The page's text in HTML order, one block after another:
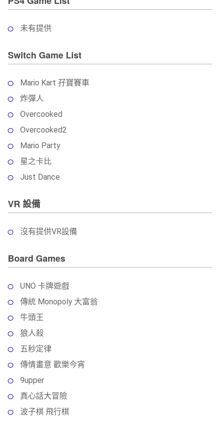
未有提供
Switch Game List
Mario Kart 孖寶賽車
炸彈人
Overcooked
Overcooked2
Mario Party
星之卡比
Just Dance
VR 設備
沒有提供VR設備
Board Games
UNO 卡牌遊戲
傳統 Monopoly 大富翁
牛頭王
狼人殺
五秒定律
傳情畫意 歡樂今宵
9upper
真心話大冒險
波子棋 飛行棋